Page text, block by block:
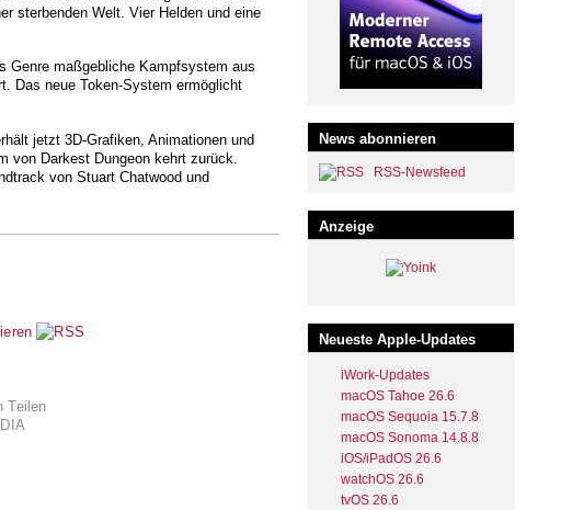
sterbenden Welt. Vier Helden und eine
Genre maßgebliche Kampfsystem aus
Das neue Token-System ermöglicht
jetzt 3D-Grafiken, Animationen und
von Darkest Dungeon kehrt zurück.
von Stuart Chatwood und
Teilen
News abonnieren
RSS-Newsfeed
Anzeige
Neueste Apple-Updates
iWork-Updates
macOS Tahoe 26.6
macOS Sequoia 15.7.8
macOS Sonoma 14.8.8
iOS/iPadOS 26.6
watchOS 26.6
tvOS 26.6